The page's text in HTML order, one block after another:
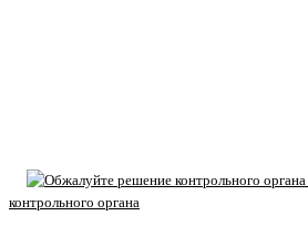
контрольного органа